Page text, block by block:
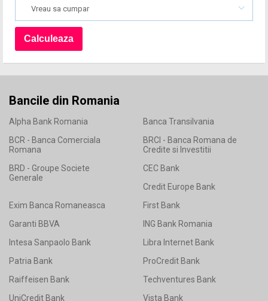
Vreau sa cumpar
Bancile din Romania
Alpha Bank Romania
Banca Transilvania
BCR - Banca Comerciala
Romana
BRCI - Banca Romana de
Credite si Investitii
BRD - Groupe Societe
Generale
CEC Bank
Credit Europe Bank
Exim Banca Romaneasca
First Bank
Garanti BBVA
ING Bank Romania
Intesa Sanpaolo Bank
Libra Internet Bank
Patria Bank
ProCredit Bank
Raiffeisen Bank
Techventures Bank
UniCredit Bank
Vista Bank